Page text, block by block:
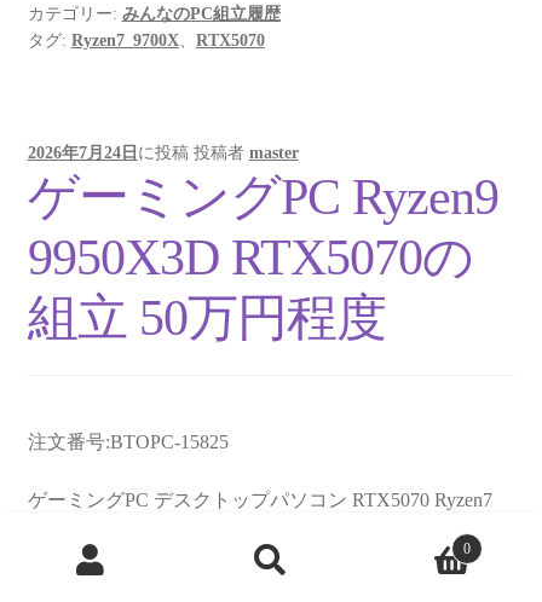
カテゴリー: みんなのPC組立履歴
タグ: Ryzen7_9700X、 RTX5070
2026年7月24日 に投稿 投稿者 master
ゲーミングPC Ryzen9
9950X3D RTX5070の
組立 50万円程度
注文番号:BTOPC-15825
ゲーミングPC デスクトップパソコン RTX5070 Ryzen7
7700 Ryzen9 9700X 9900X 9950X 9800X3D 9900X3D
9950X3D
0